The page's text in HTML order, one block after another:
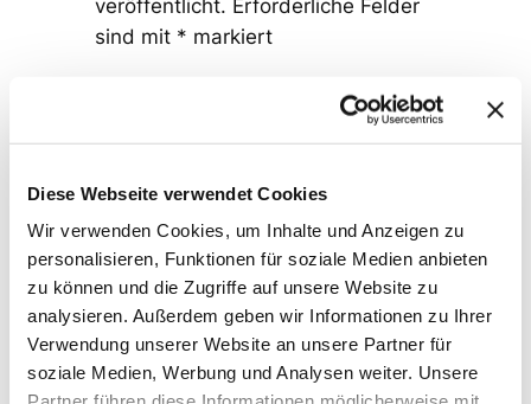
Diese Webseite verwendet Cookies
Wir verwenden Cookies, um Inhalte und Anzeigen zu
personalisieren, Funktionen für soziale Medien anbieten
zu können und die Zugriffe auf unsere Website zu
analysieren. Außerdem geben wir Informationen zu Ihrer
Verwendung unserer Website an unsere Partner für
soziale Medien, Werbung und Analysen weiter. Unsere
veröffentlicht. Erforderliche Felder
sind mit * markiert
Name*
E-Mail-Adresse*